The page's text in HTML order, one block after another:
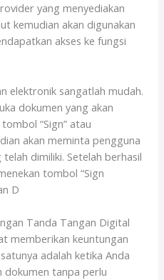
yang menyediakan
kemudian akan digunakan
akses ke fungsi
elektronik sangatlah mudah.
dokumen yang akan
“Sign” atau
akan meminta pengguna
dimiliki. Setelah berhasil
tombol “Sign
D
Tanda Tangan Digital
memberikan keuntungan
adalah ketika Anda
dokumen tanpa perlu